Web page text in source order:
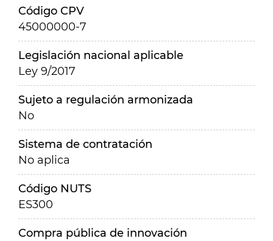
Código CPV
45000000-7
Legislación nacional aplicable
Ley 9/2017
Sujeto a regulación armonizada
No
Sistema de contratación
No aplica
Código NUTS
ES300
Compra pública de innovación